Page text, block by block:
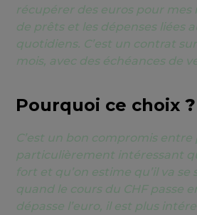
récupérer des euros pour
de prêts et les dépenses liées
quotidiens. C’est un contrat
mois, avec des échéances de
Pourquoi ce choix?
C’est un bon compromis
particulièrement intéressant
fort et qu’on estime qu’il va se
quand le cours du CHF passe
dépasse l’euro, il est plus